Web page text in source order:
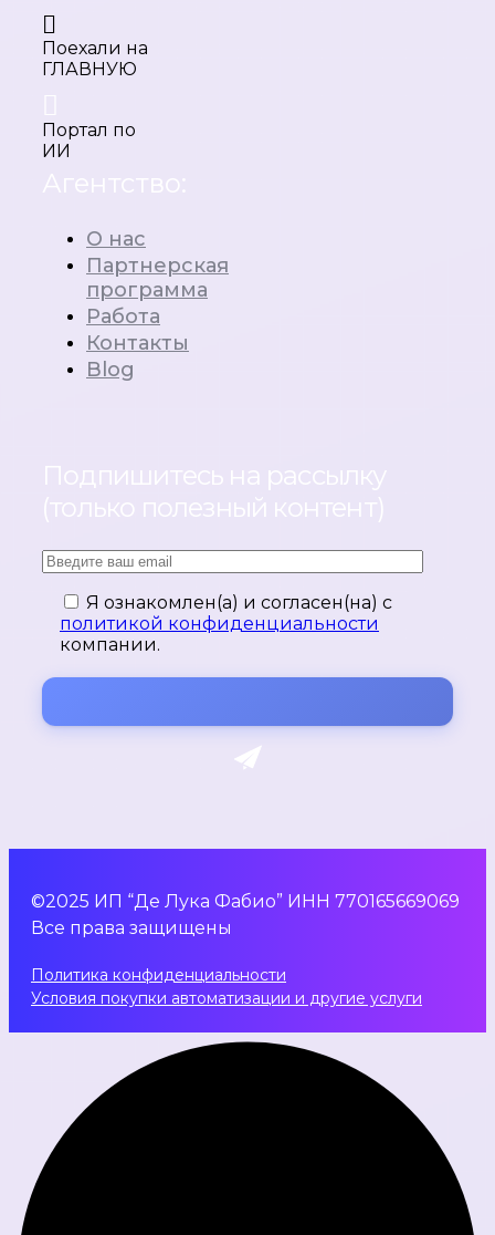
Поехали на
ГЛАВНУЮ
Портал по
ИИ
Агентство:
О нас
Партнерская
программа
Работа
Контакты
Blog
Подпишитесь на рассылку
(только полезный контент)
Я ознакомлен(а) и согласен(на) с
политикой конфиденциальности
компании.
©2025 ИП “Де Лука Фабио” ИНН 770165669069
Все права защищены
Политика конфиденциальности
Условия покупки автоматизации и другие услуги